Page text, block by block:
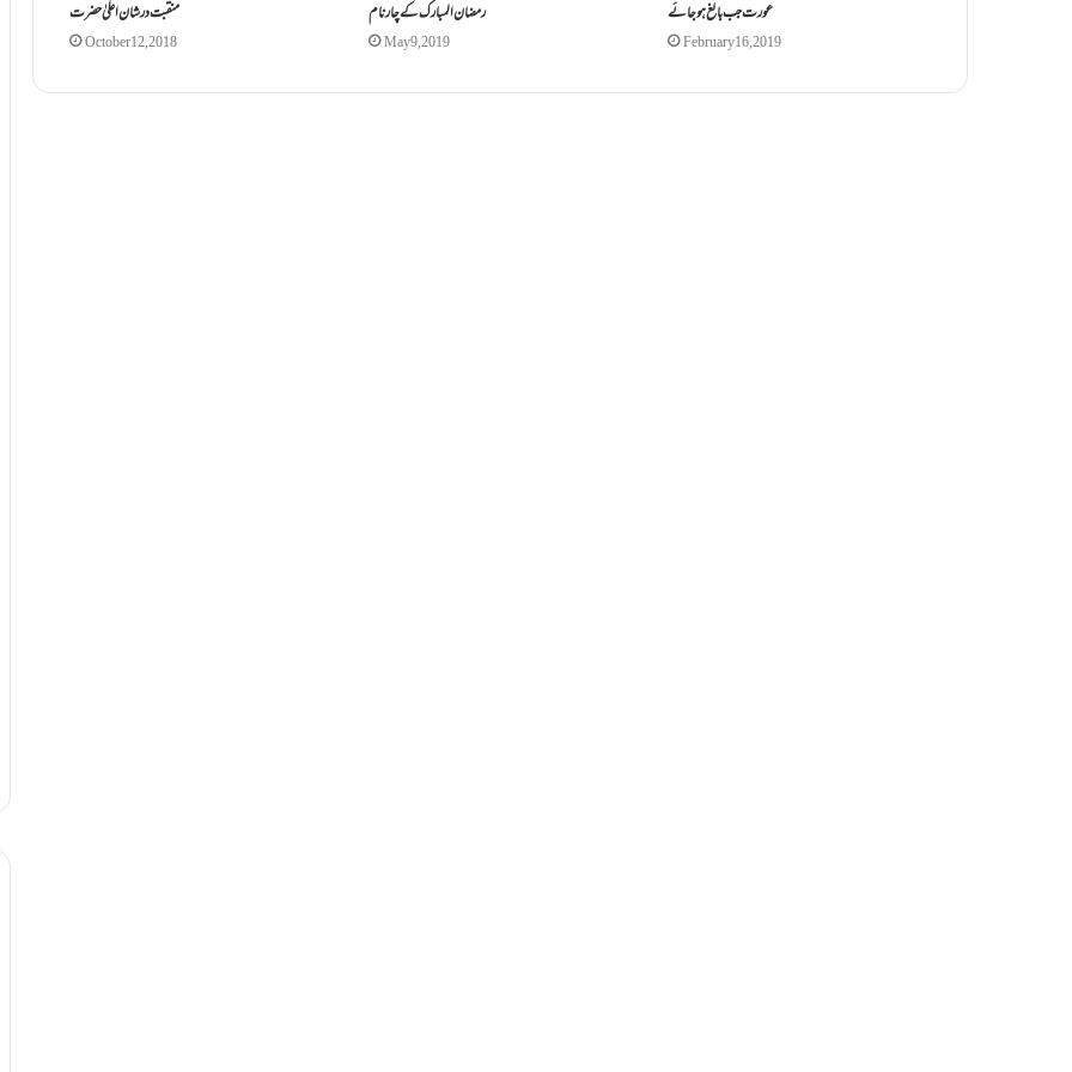
منقبت در شان اعلیٰ حضرت
October 12, 2018
رمضان المبارک کے چار نام
May 9, 2019
عورت جب بالغ ہو جائے
February 16, 2019